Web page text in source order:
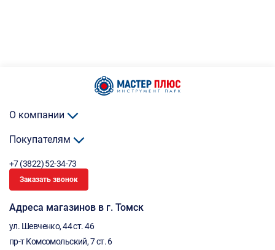
О компании
Покупателям
+7 (3822) 52-34-73
Заказать звонок
Адреса магазинов в г. Томск
ул. Шевченко, 44 ст. 46
пр-т Комсомольский, 7 ст. 6